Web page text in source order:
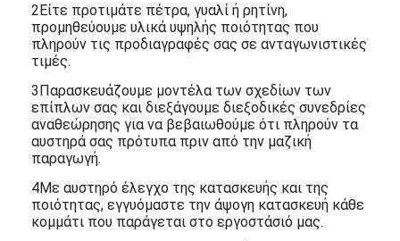
2Είτε προτιμάτε πέτρα, γυαλί ή ρητίνη,
προμηθεύουμε υλικά υψηλής ποιότητας που
πληρούν τις προδιαγραφές σας σε ανταγωνιστικές
τιμές.
3Παρασκευάζουμε μοντέλα των σχεδίων των
επίπλων σας και διεξάγουμε διεξοδικές συνεδρίες
αναθεώρησης για να βεβαιωθούμε ότι πληρούν τα
αυστηρά σας πρότυπα πριν από την μαζική
παραγωγή.
4Με αυστηρό έλεγχο της κατασκευής και της
ποιότητας, εγγυόμαστε την άψογη κατασκευή κάθε
κομμάτι που παράγεται στο εργοστάσιό μας.